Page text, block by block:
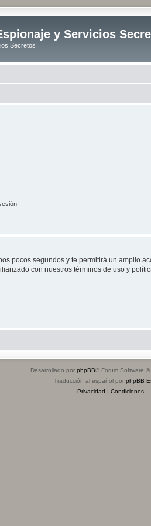
y Servicios
Secretos
pocos segundos y te permitirá un amplio
con nuestros términos de uso y
Desarrollado por phpBB® Forum Software ©
Traducción al español por phpBB
Privacidad | Condiciones